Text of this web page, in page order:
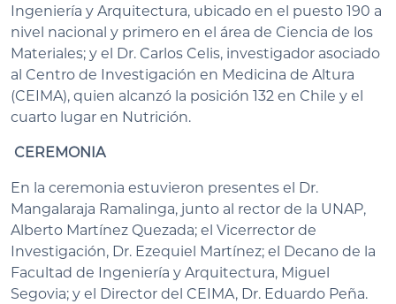
Ingeniería y Arquitectura, ubicado en el puesto 190 a
nivel nacional y primero en el área de Ciencia de los
Materiales; y el Dr. Carlos Celis, investigador asociado
al Centro de Investigación en Medicina de Altura
(CEIMA), quien alcanzó la posición 132 en Chile y el
cuarto lugar en Nutrición.
CEREMONIA
En la ceremonia estuvieron presentes el Dr.
Mangalaraja Ramalinga, junto al rector de la UNAP,
Alberto Martínez Quezada; el Vicerrector de
Investigación, Dr. Ezequiel Martínez; el Decano de la
Facultad de Ingeniería y Arquitectura, Miguel
Segovia; y el Director del CEIMA, Dr. Eduardo Peña.